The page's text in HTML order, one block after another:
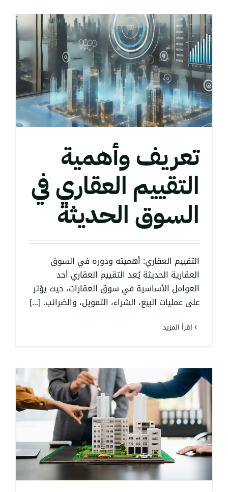
تعريف وأهمية
التقييم العقاري في
السوق الحديثة
التقييم العقاري: أهميته ودوره في السوق
العقارية الحديثة يُعد التقييم العقاري أحد
العوامل الأساسية في سوق العقارات، حيث يؤثر
على عمليات البيع، الشراء، التمويل، والضرائب. [...]